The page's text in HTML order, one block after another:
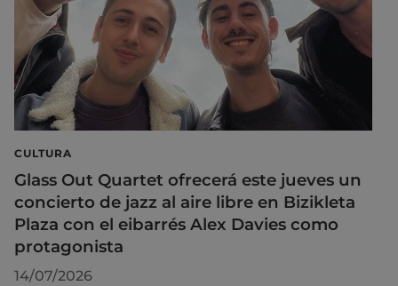
CULTURA
Glass Out Quartet ofrecerá este jueves un
concierto de jazz al aire libre en Bizikleta
Plaza con el eibarrés Alex Davies como
protagonista
14/07/2026